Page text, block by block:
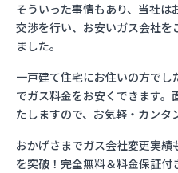
そういった事情もあり、当社は
交渉を行い、お安いガス会社
ました。
一戸建て住宅にお住いの方で
でガス料金をお安くできます
たしますので、お気軽・カンタ
おかげさまでガス会社変更実
を突破！完全無料＆料金保証